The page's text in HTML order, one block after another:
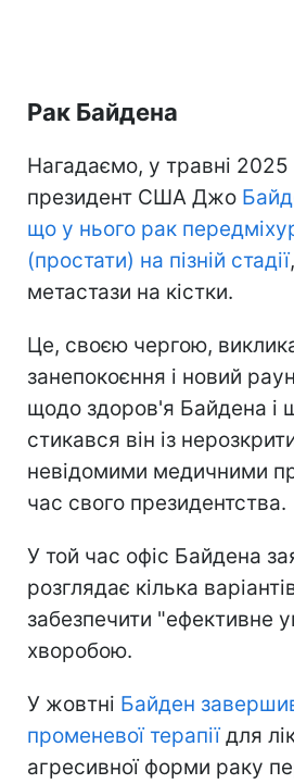
Рак Байдена
Нагадаємо, у травні 2025
президент США Джо
що у нього рак
(простати) на пізній стадії
метастази на кістки.
Це, своєю чергою,
занепокоєння і новий
щодо здоров'я Байдена і
стикався він із
невідомими медичними
час свого президентства.
У той час офіс Байдена
розглядає кілька
забезпечити "ефективне
хворобою.
У жовтні Байден
променевої терапіїдля
агресивної форми раку